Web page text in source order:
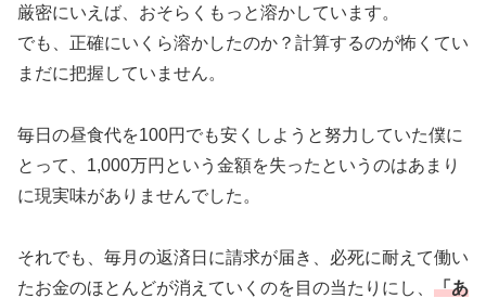
厳密にいえば、おそらくもっと溶かしています。
でも、正確にいくら溶かしたのか？計算するのが怖くてい
まだに把握していません。
毎日の昼食代を100円でも安くしようと努力していた僕に
とって、1,000万円という金額を失ったというのはあまり
に現実味がありませんでした。
それでも、毎月の返済日に請求が届き、必死に耐えて働い
たお金のほとんどが消えていくのを目の当たりにし、 「あ